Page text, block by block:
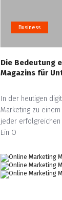
Business
Die Bedeutung
Magazins für
In der heutigen
Marketing zu
jeder erfolgreichen
Ein O